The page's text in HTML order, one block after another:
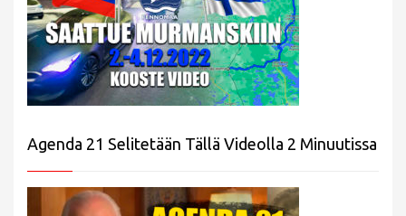
Agenda 21 Selitetään Tällä Videolla 2 Minuutissa